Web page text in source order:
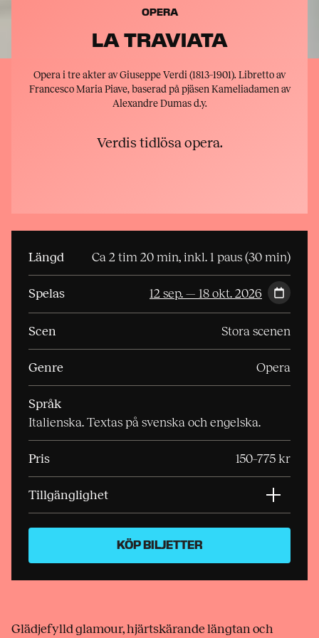
OPERA
LA TRAVIATA
Opera i tre akter av Giuseppe Verdi (1813–1901). Libretto av
Francesco Maria Piave, baserad på pjäsen Kameliadamen av
Alexandre Dumas d.y.
Verdis tidlösa opera.
Längd Ca 2 tim 20 min, inkl. 1 paus (30 min)
Spelas 12 sep. — 18 okt. 2026
Scen Stora scenen
Genre Opera
Språk
Italienska. Textas på svenska och engelska.
Pris 150–775 kr
Tillgänglighet
KÖP BILJETTER
Glädjefylld glamour, hjärtskärande längtan och